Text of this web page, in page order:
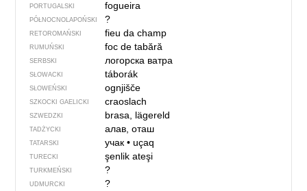
PORTUGALSKI fogueira
PÓŁNOCNO­LA­POŃ­SKI ?
RETOROMAŃSKI fieu da champ
RUMUŃSKI foc de tabără
SERBSKI логорска ватра
SŁOWACKI táborák
SŁOWEŃSKI ognjišče
SZKOCKI GAELICKI craoslach
SZWEDZKI brasa, lägereld
TADŻYCKI алав, оташ
TATARSKI учак• uçaq
TURECKI şenlik ateşi
TURKMEŃSKI ?
UDMURCKI ?